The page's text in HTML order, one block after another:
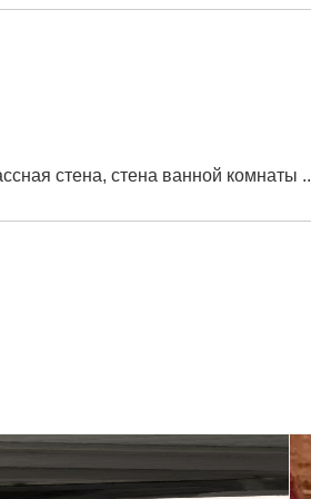
стена, стена ванной комнаты ..